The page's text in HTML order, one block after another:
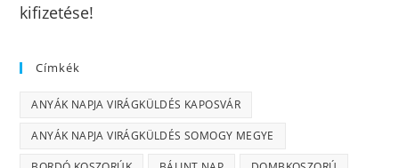
kifizetése!
Címkék
ANYÁK NAPJA VIRÁGKÜLDÉS KAPOSVÁR
ANYÁK NAPJA VIRÁGKÜLDÉS SOMOGY MEGYE